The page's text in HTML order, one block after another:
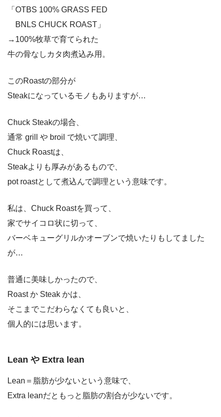
「OTBS 100% GRASS FED
BNLS CHUCK ROAST」
→100%牧草で育てられた
牛の骨なしカタ肉煮込み用。
このRoastの部分が
Steakになっているモノもありますが…
Chuck Steakの場合、
通常 grill や broil で焼いて調理、
Chuck Roastは、
Steakよりも厚みがあるもので、
pot roastとして煮込んで調理という意味です。
私は、Chuck Roastを買って、
家でサイコロ状に切って、
バーベキューグリルかオーブンで焼いたりもしてました
が…
普通に美味しかったので、
Roast か Steak かは、
そこまでこだわらなくても良いと、
個人的には思います。
Lean や Extra lean
Lean＝脂肪が少ないという意味で、
Extra leanだともっと脂肪の割合が少ないです。